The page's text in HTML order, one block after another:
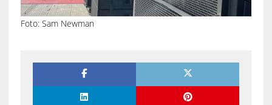
Foto: Sam Newman